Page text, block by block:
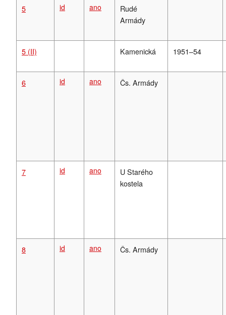
5 id ano
Rudé
Armády
5 (II) Kamenická 1951–54
6 id ano Čs. Armády
7 id ano
U Starého
kostela
8 id ano Čs. Armády